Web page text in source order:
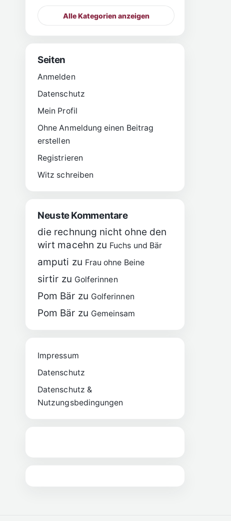
Alle Kategorien anzeigen
Seiten
Anmelden
Datenschutz
Mein Profil
Ohne Anmeldung einen Beitrag
erstellen
Registrieren
Witz schreiben
Neuste Kommentare
die rechnung nicht ohne den
wirt macehn zu Fuchs und Bär
amputi zu Frau ohne Beine
sirtir zu Golferinnen
Pom Bär zu Golferinnen
Pom Bär zu Gemeinsam
Impressum
Datenschutz
Datenschutz &
Nutzungsbedingungen